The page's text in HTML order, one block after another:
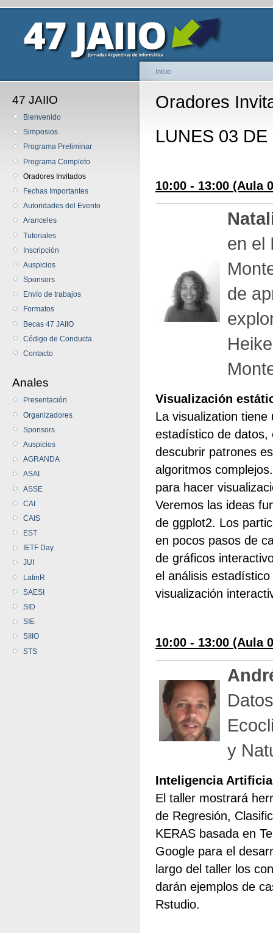
47 JAIIO
Bienvenido
Simposios
Programa Preliminar
Programa Completo
Oradores Invitados
Fechas Importantes
Autoridades del Evento
Aranceles
Tutoriales
Inscripción
Auspicios
Sponsors
Envío de trabajos
Formatos
Becas 47 JAIIO
Código de Conducta
Contacto
Anales
Presentación
Organizadores
Sponsors
Auspicios
AGRANDA
ASAI
ASSE
CAI
CAIS
EST
IETF Day
JUI
LatinR
SAESI
SID
SIE
SIIIO
STS
Inicio
Oradores
LUNES 03
10:00 - 13:00 (Aula
en el
de
Visualización
La visualization
estadístico de datos,
descubrir patrones
algoritmos
para hacer
Veremos las ideas
de ggplot2. Los
en pocos pasos de
de gráficos
el análisis
visualización
10:00 - 13:00 (Aula
y
Inteligencia
El taller mostrará
de Regresión,
KERAS basada en
Google para el
largo del taller los
darán ejemplos de
Rstudio.